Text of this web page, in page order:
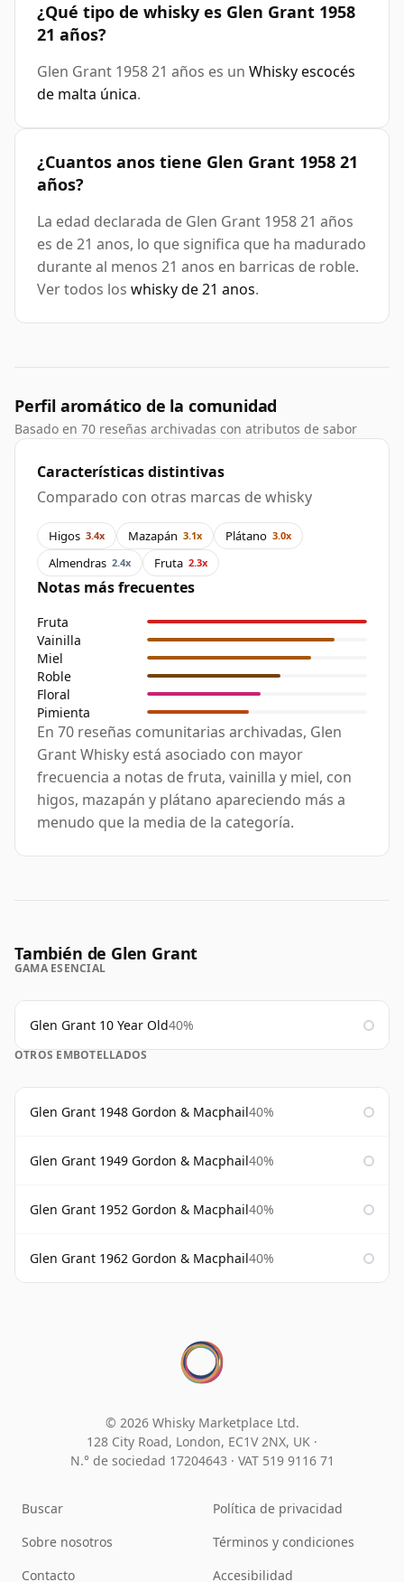
¿Qué tipo de whisky es Glen Grant 1958
21 años?
Glen Grant 1958 21 años es un Whisky escocés
de malta única.
¿Cuantos anos tiene Glen Grant 1958 21
años?
La edad declarada de Glen Grant 1958 21 años
es de 21 anos, lo que significa que ha madurado
durante al menos 21 anos en barricas de roble.
Ver todos los whisky de 21 anos.
Perfil aromático de la comunidad
Basado en 70 reseñas archivadas con atributos de sabor
Características distintivas
Comparado con otras marcas de whisky
Higos 3.4x Mazapán 3.1x Plátano 3.0x
Almendras 2.4x Fruta 2.3x
Notas más frecuentes
Fruta
Vainilla
Miel
Roble
Floral
Pimienta
En 70 reseñas comunitarias archivadas, Glen
Grant Whisky está asociado con mayor
frecuencia a notas de fruta, vainilla y miel, con
higos, mazapán y plátano apareciendo más a
menudo que la media de la categoría.
También de Glen Grant
GAMA ESENCIAL
Glen Grant 10 Year Old40%
OTROS EMBOTELLADOS
Glen Grant 1948 Gordon & Macphail40%
Glen Grant 1949 Gordon & Macphail40%
Glen Grant 1952 Gordon & Macphail40%
Glen Grant 1962 Gordon & Macphail40%
© 2026 Whisky Marketplace Ltd.
128 City Road, London, EC1V 2NX, UK ·
N.° de sociedad 17204643 · VAT 519 9116 71
Buscar
Sobre nosotros
Contacto
Política de privacidad
Términos y condiciones
Accesibilidad